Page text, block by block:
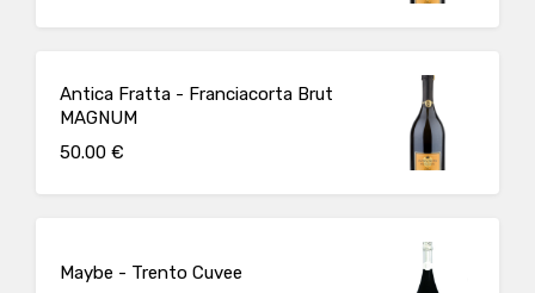
Antica Fratta - Franciacorta Brut
MAGNUM
50.00 €
Maybe - Trento Cuvee